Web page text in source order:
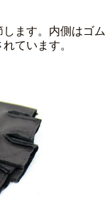
ます。内側はゴム
ています。